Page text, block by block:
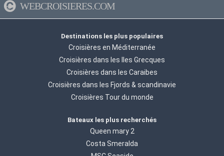
WEBCROISIERES.COM
Destinations les plus populaires
Croisières en Méditerranée
Croisières dans les Iles Grecques
Croisières dans les Caraibes
Croisières dans les Fjords & scandinavie
Croisières Tour du monde
Bateaux les plus recherchés
Queen mary 2
Costa Smeralda